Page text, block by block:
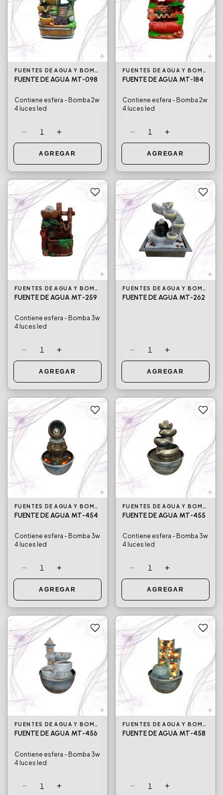
FUENTES DE AGUA Y BOMBAS DE AGUA
FUENTE DE AGUA MT-098
Contiene esfera - Bomba 2w
4 luces led
− 1 +
AGREGAR
FUENTES DE AGUA Y BOMBAS DE AGUA
FUENTE DE AGUA MT-184
Contiene esfera - Bomba 2w
4 luces led
− 1 +
AGREGAR
FUENTES DE AGUA Y BOMBAS DE AGUA
FUENTE DE AGUA MT-259
Contiene esfera - Bomba 3w
4 luces led
− 1 +
AGREGAR
FUENTES DE AGUA Y BOMBAS DE AGUA
FUENTE DE AGUA MT-262
− 1 +
AGREGAR
FUENTES DE AGUA Y BOMBAS DE AGUA
FUENTE DE AGUA MT-454
Contiene esfera - Bomba 3w
4 luces led
− 1 +
AGREGAR
FUENTES DE AGUA Y BOMBAS DE AGUA
FUENTE DE AGUA MT-455
Contiene esfera - Bomba 3w
4 luces led
− 1 +
AGREGAR
FUENTES DE AGUA Y BOMBAS DE AGUA
FUENTE DE AGUA MT-456
Contiene esfera - Bomba 3w
4 luces led
− 1 +
FUENTES DE AGUA Y BOMBAS DE AGUA
FUENTE DE AGUA MT-458
− 1 +